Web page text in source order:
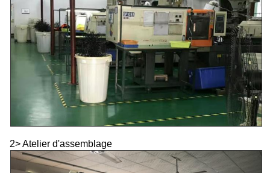
2> Atelier d'assemblage